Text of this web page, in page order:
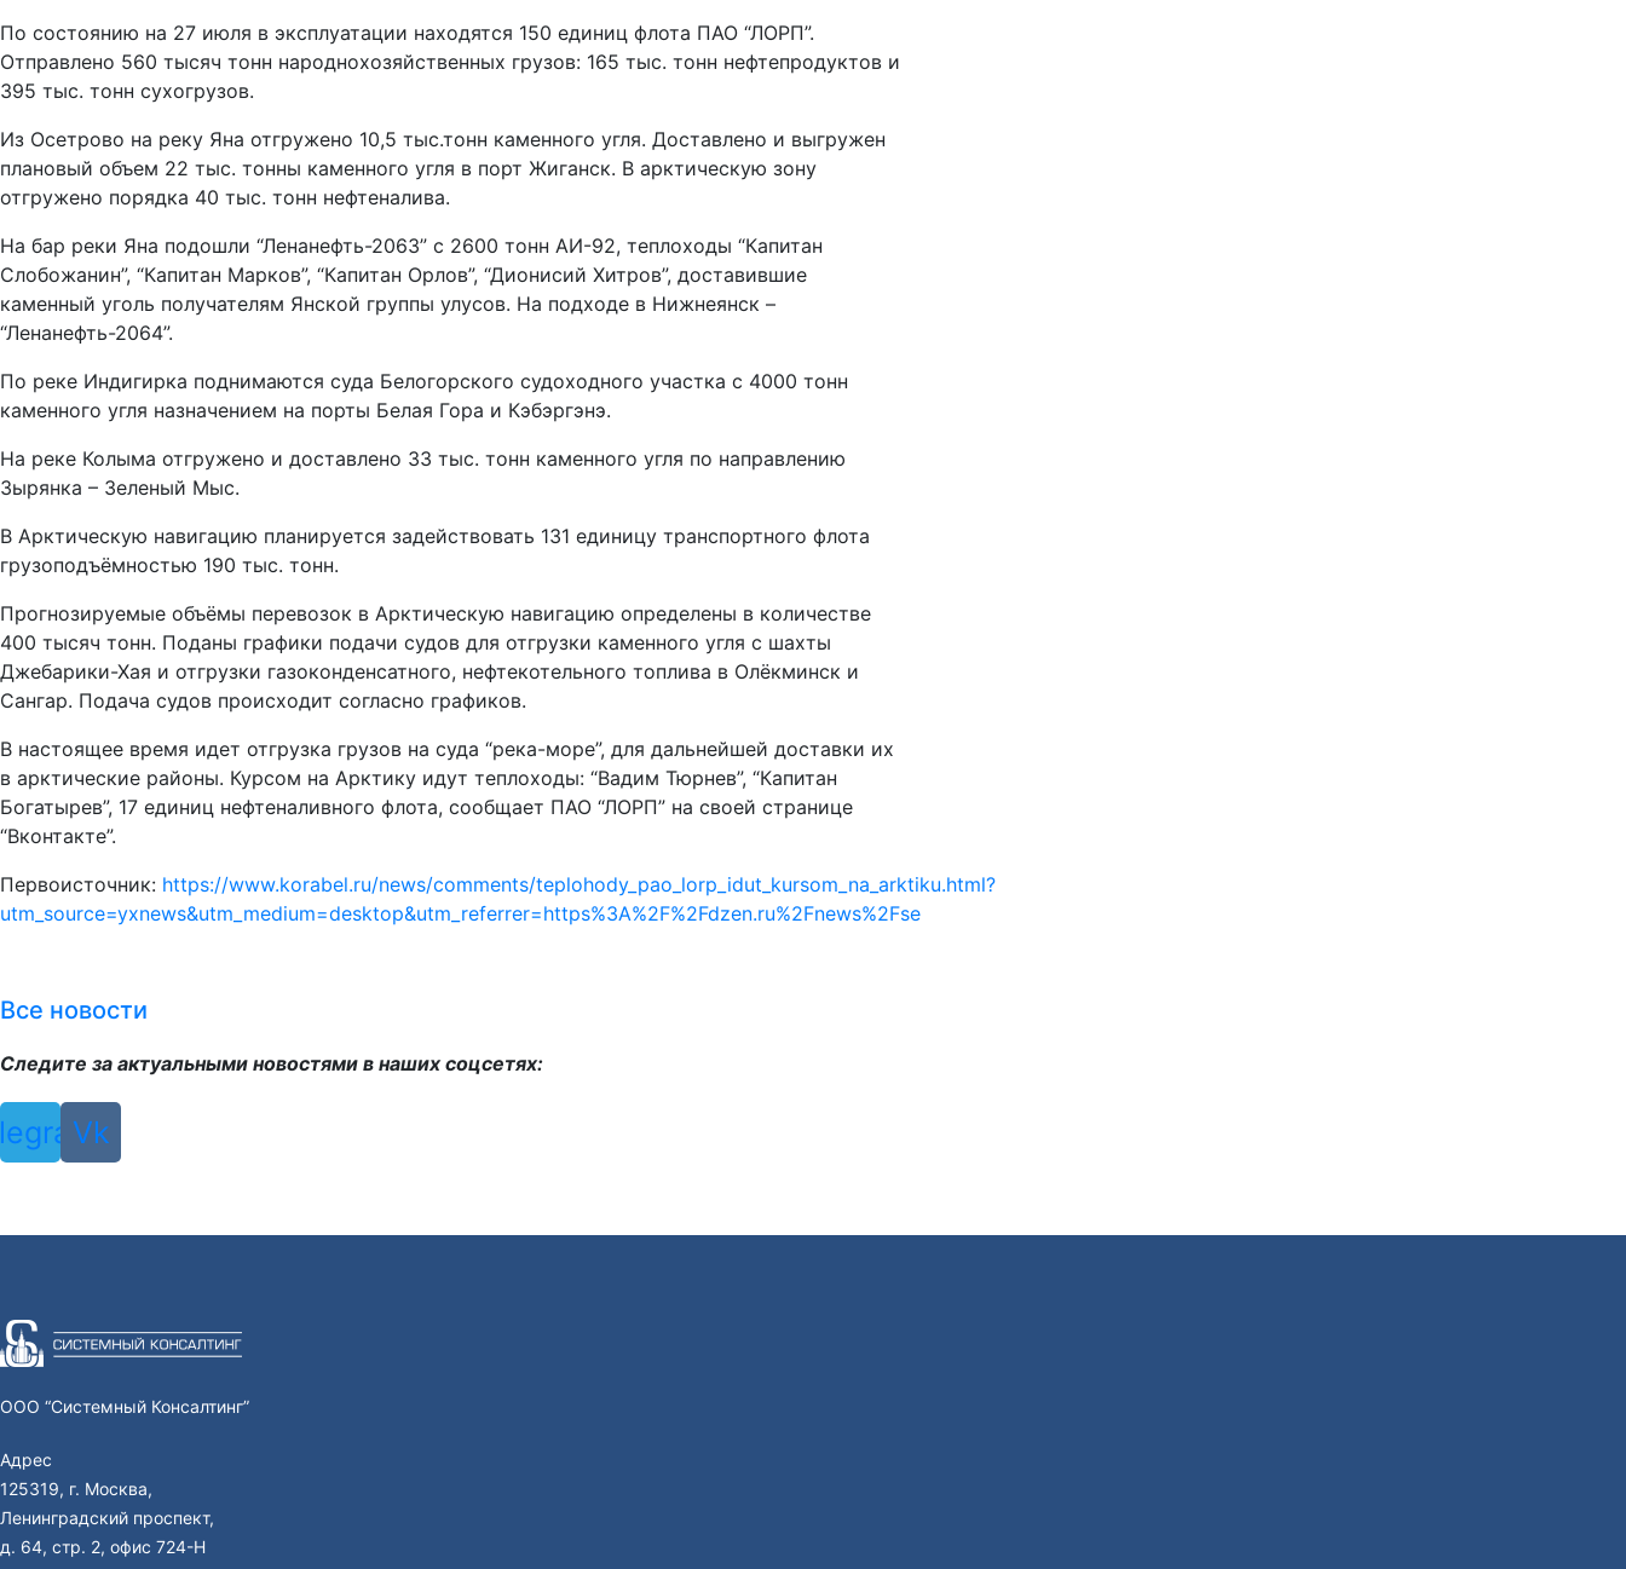
По состоянию на 27 июля в эксплуатации находятся 150 единиц флота ПАО “ЛОРП”.
Отправлено 560 тысяч тонн народнохозяйственных грузов: 165 тыс. тонн нефтепродуктов и
395 тыс. тонн сухогрузов.
Из Осетрово на реку Яна отгружено 10,5 тыс.тонн каменного угля. Доставлено и выгружен
плановый объем 22 тыс. тонны каменного угля в порт Жиганск. В арктическую зону
отгружено порядка 40 тыс. тонн нефтеналива.
На бар реки Яна подошли “Ленанефть-2063” с 2600 тонн АИ-92, теплоходы “Капитан
Слобожанин”, “Капитан Марков”, “Капитан Орлов”, “Дионисий Хитров”, доставившие
каменный уголь получателям Янской группы улусов. На подходе в Нижнеянск –
“Ленанефть-2064”.
По реке Индигирка поднимаются суда Белогорского судоходного участка с 4000 тонн
каменного угля назначением на порты Белая Гора и Кэбэргэнэ.
На реке Колыма отгружено и доставлено 33 тыс. тонн каменного угля по направлению
Зырянка – Зеленый Мыс.
В Арктическую навигацию планируется задействовать 131 единицу транспортного флота
грузоподъёмностью 190 тыс. тонн.
Прогнозируемые объёмы перевозок в Арктическую навигацию определены в количестве
400 тысяч тонн. Поданы графики подачи судов для отгрузки каменного угля с шахты
Джебарики-Хая и отгрузки газоконденсатного, нефтекотельного топлива в Олёкминск и
Сангар. Подача судов происходит согласно графиков.
В настоящее время идет отгрузка грузов на суда “река-море”, для дальнейшей доставки их
в арктические районы. Курсом на Арктику идут теплоходы: “Вадим Тюрнев”, “Капитан
Богатырев”, 17 единиц нефтеналивного флота, сообщает ПАО “ЛОРП” на своей странице
“Вконтакте”.
Первоисточник: https://www.korabel.ru/news/comments/teplohody_pao_lorp_idut_kursom_na_arktiku.html?
utm_source=yxnews&utm_medium=desktop&utm_referrer=https%3A%2F%2Fdzen.ru%2Fnews%2Fse
Все новости
Следите за актуальными новостями в наших соцсетях:
Vk
ООО “Системный Консалтинг”
Адрес
125319, г. Москва,
Ленинградский проспект,
д. 64, стр. 2, офис 724-Н